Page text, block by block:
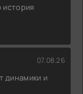
07.08.26
динамики и